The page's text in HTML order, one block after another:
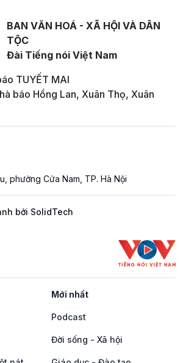
BAN VĂN HOÁ - XÃ HỘI VÀ DÂN
TỘC
Đài Tiếng nói Việt Nam
TUYẾT MAI
báo Hồng Lan, Xuân Thọ, Xuân
phường Cửa Nam, TP. Hà Nội
bởi SolidTech
Mới nhất
Podcast
Đời sống - Xã hội